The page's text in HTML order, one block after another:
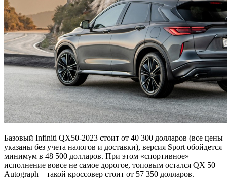
Базовый Infiniti QX50-2023 стоит от 40 300 долларов (все цены
указаны без учета налогов и доставки), версия Sport обойдется
минимум в 48 500 долларов. При этом «спортивное»
исполнение вовсе не самое дорогое, топовым остался QX 50
Autograph – такой кроссовер стоит от 57 350 долларов.